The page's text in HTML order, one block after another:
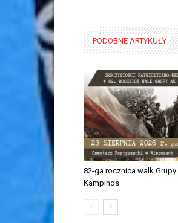
PODOBNE ARTYKUŁY
82-ga rocznica walk Grupy
Kampinos